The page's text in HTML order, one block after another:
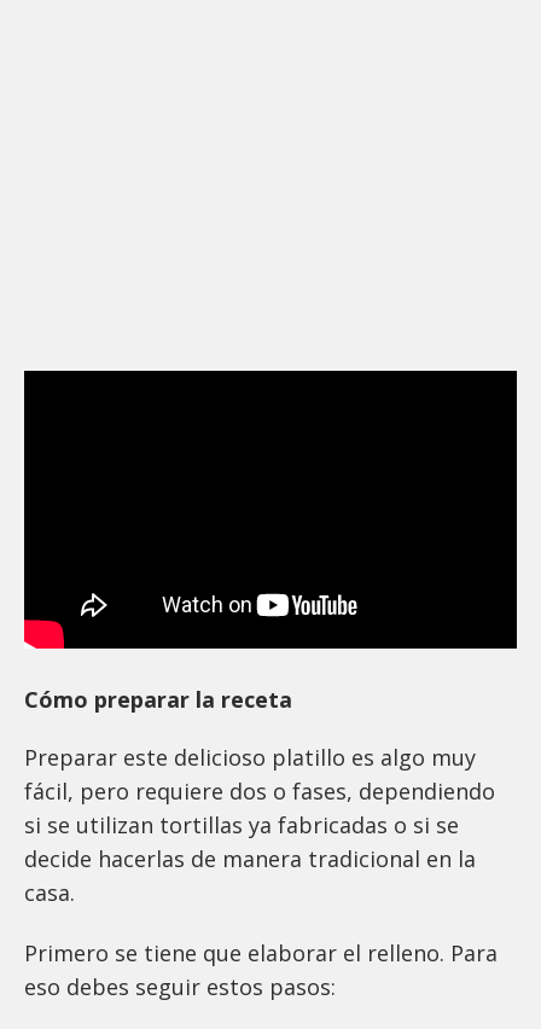
Cómo preparar la receta
Preparar este delicioso platillo es algo muy
fácil, pero requiere dos o fases, dependiendo
si se utilizan tortillas ya fabricadas o si se
decide hacerlas de manera tradicional en la
casa.
Primero se tiene que elaborar el relleno. Para
eso debes seguir estos pasos: